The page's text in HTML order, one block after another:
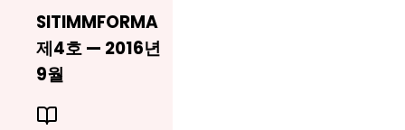
SITIMMFORMA
제4호 — 2016년
9월